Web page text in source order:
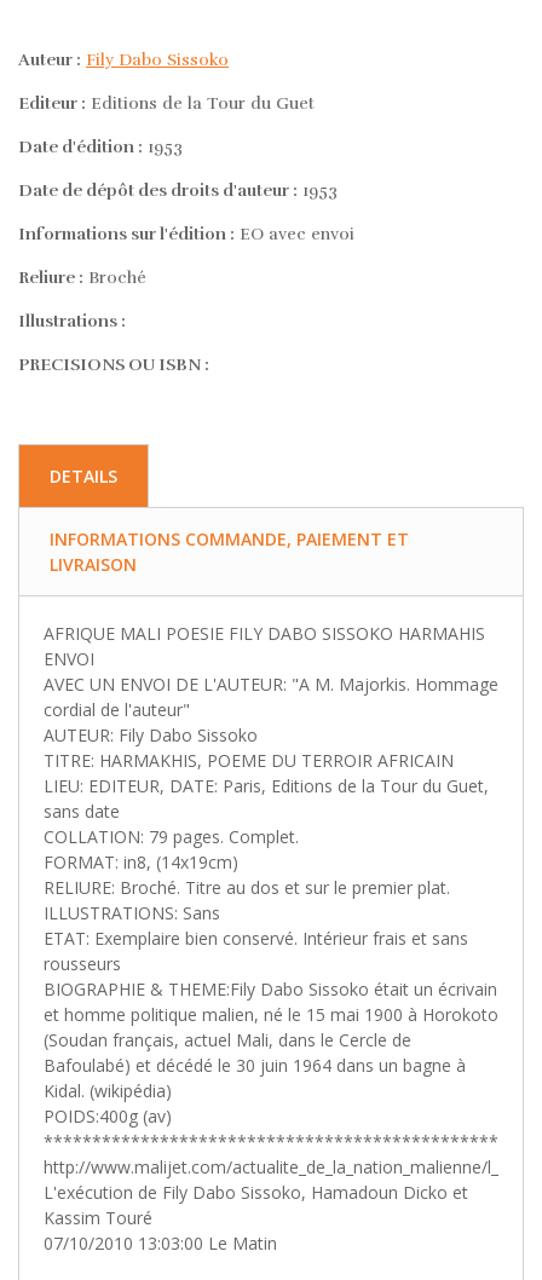
Auteur : Fily Dabo Sissoko
Editeur : Editions de la Tour du Guet
Date d'édition : 1953
Date de dépôt des droits d'auteur : 1953
Informations sur l'édition : EO avec envoi
Reliure : Broché
Illustrations :
PRECISIONS OU ISBN :
DETAILS
INFORMATIONS COMMANDE, PAIEMENT ET
LIVRAISON
AFRIQUE MALI POESIE FILY DABO SISSOKO HARMAHIS
ENVOI
AVEC UN ENVOI DE L'AUTEUR: "A M. Majorkis. Hommage
cordial de l'auteur"
AUTEUR: Fily Dabo Sissoko
TITRE: HARMAKHIS, POEME DU TERROIR AFRICAIN
LIEU: EDITEUR, DATE: Paris, Editions de la Tour du Guet,
sans date
COLLATION: 79 pages. Complet.
FORMAT: in8, (14x19cm)
RELIURE: Broché. Titre au dos et sur le premier plat.
ILLUSTRATIONS: Sans
ETAT: Exemplaire bien conservé. Intérieur frais et sans
rousseurs
BIOGRAPHIE & THEME:Fily Dabo Sissoko était un écrivain
et homme politique malien, né le 15 mai 1900 à Horokoto
(Soudan français, actuel Mali, dans le Cercle de
Bafoulabé) et décédé le 30 juin 1964 dans un bagne à
Kidal. (wikipédia)
POIDS:400g (av)
**************************************************
http://www.malijet.com/actualite_de_la_nation_malienne/
L'exécution de Fily Dabo Sissoko, Hamadoun Dicko et
Kassim Touré
07/10/2010 13:03:00 Le Matin